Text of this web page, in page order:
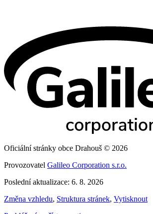
Oficiální stránky obce Drahouš © 2026
Provozovatel Galileo Corporation s.r.o.
Poslední aktualizace: 6. 8. 2026
Změna vzhledu, Struktura stránek, Vytisknout